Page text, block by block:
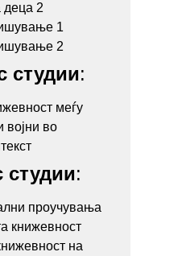
деца 2
1
2
студии:
меѓу
војни во
студии:
проучувања
книжевност
на